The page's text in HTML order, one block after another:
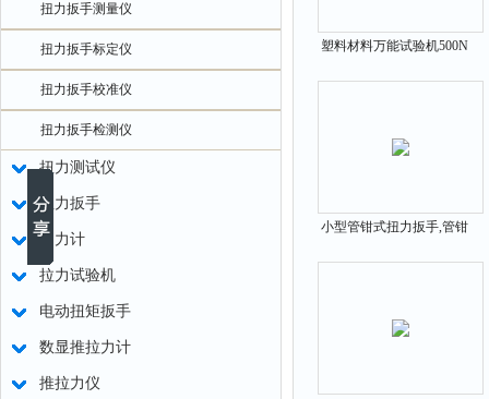
扭力扳手测量仪
扭力扳手标定仪
扭力扳手校准仪
扭力扳手检测仪
扭力测试仪
扭力扳手
测力计
拉力试验机
电动扭矩扳手
数显推拉力计
推拉力仪
塑料材料万能试验机500N
小型管钳式扭力扳手,管钳